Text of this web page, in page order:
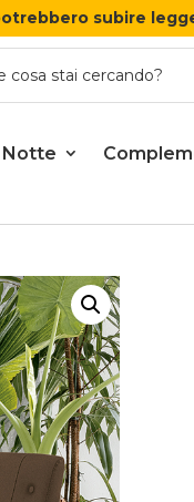
subire
Notte